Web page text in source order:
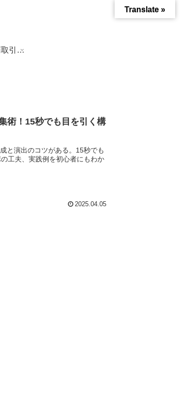
特定商取引法に基づく表記
術！15秒でも目を引く構
と演出のコツがある。15秒でも
工夫、実践例を初心者にもわか
2025.04.05
Translate »